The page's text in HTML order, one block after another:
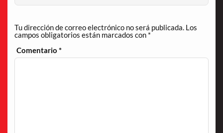
Tu dirección de correo electrónico no será publicada. Los
campos obligatorios están marcados con *
Comentario*